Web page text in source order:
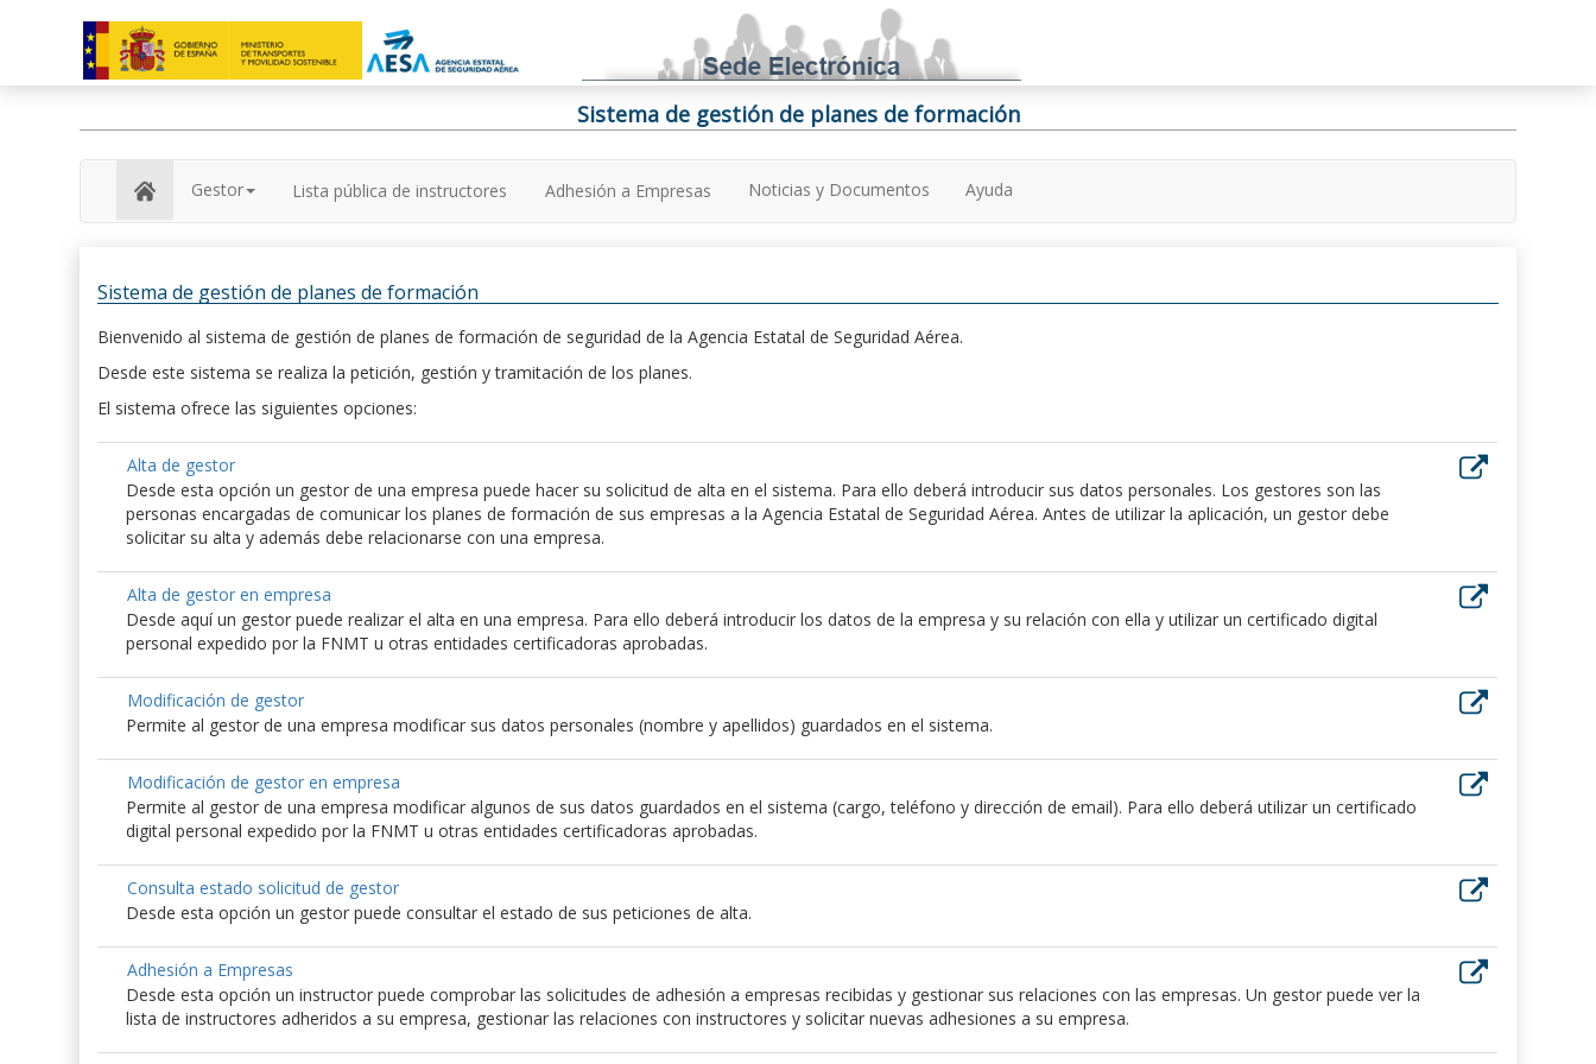
Sistema de gestión de planes de formación
Gestor Lista pública de instructores Adhesión a Empresas Noticias y Documentos Ayuda
Sistema de gestión de planes de formación
Bienvenido al sistema de gestión de planes de formación de seguridad de la Agencia Estatal de Seguridad Aérea.
Desde este sistema se realiza la petición, gestión y tramitación de los planes.
El sistema ofrece las siguientes opciones:
Alta de gestor
Desde esta opción un gestor de una empresa puede hacer su solicitud de alta en el sistema. Para ello deberá introducir sus datos personales. Los gestores son las
personas encargadas de comunicar los planes de formación de sus empresas a la Agencia Estatal de Seguridad Aérea. Antes de utilizar la aplicación, un gestor debe
solicitar su alta y además debe relacionarse con una empresa.
Alta de gestor en empresa
Desde aquí un gestor puede realizar el alta en una empresa. Para ello deberá introducir los datos de la empresa y su relación con ella y utilizar un certificado digital
personal expedido por la FNMT u otras entidades certificadoras aprobadas.
Modificación de gestor
Permite al gestor de una empresa modificar sus datos personales (nombre y apellidos) guardados en el sistema.
Modificación de gestor en empresa
Permite al gestor de una empresa modificar algunos de sus datos guardados en el sistema (cargo, teléfono y dirección de email). Para ello deberá utilizar un certificado
digital personal expedido por la FNMT u otras entidades certificadoras aprobadas.
Consulta estado solicitud de gestor
Desde esta opción un gestor puede consultar el estado de sus peticiones de alta.
Adhesión a Empresas
Desde esta opción un instructor puede comprobar las solicitudes de adhesión a empresas recibidas y gestionar sus relaciones con las empresas. Un gestor puede ver la
lista de instructores adheridos a su empresa, gestionar las relaciones con instructores y solicitar nuevas adhesiones a su empresa.